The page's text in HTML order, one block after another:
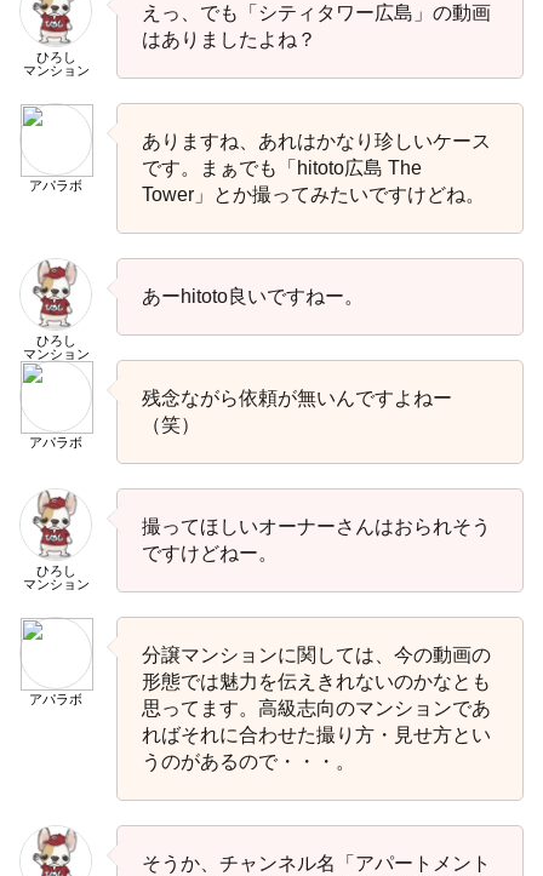
ひろし
マンション
えっ、でも「シティタワー広島」の動画
はありましたよね？
アパラボ
ありますね、あれはかなり珍しいケース
です。まぁでも「hitoto広島 The
Tower」とか撮ってみたいですけどね。
ひろし
マンション
あーhitoto良いですねー。
アパラボ
残念ながら依頼が無いんですよねー
（笑）
ひろし
マンション
撮ってほしいオーナーさんはおられそう
ですけどねー。
アパラボ
分譲マンションに関しては、今の動画の
形態では魅力を伝えきれないのかなとも
思ってます。高級志向のマンションであ
ればそれに合わせた撮り方・見せ方とい
うのがあるので・・・。
そうか、チャンネル名「アパートメント